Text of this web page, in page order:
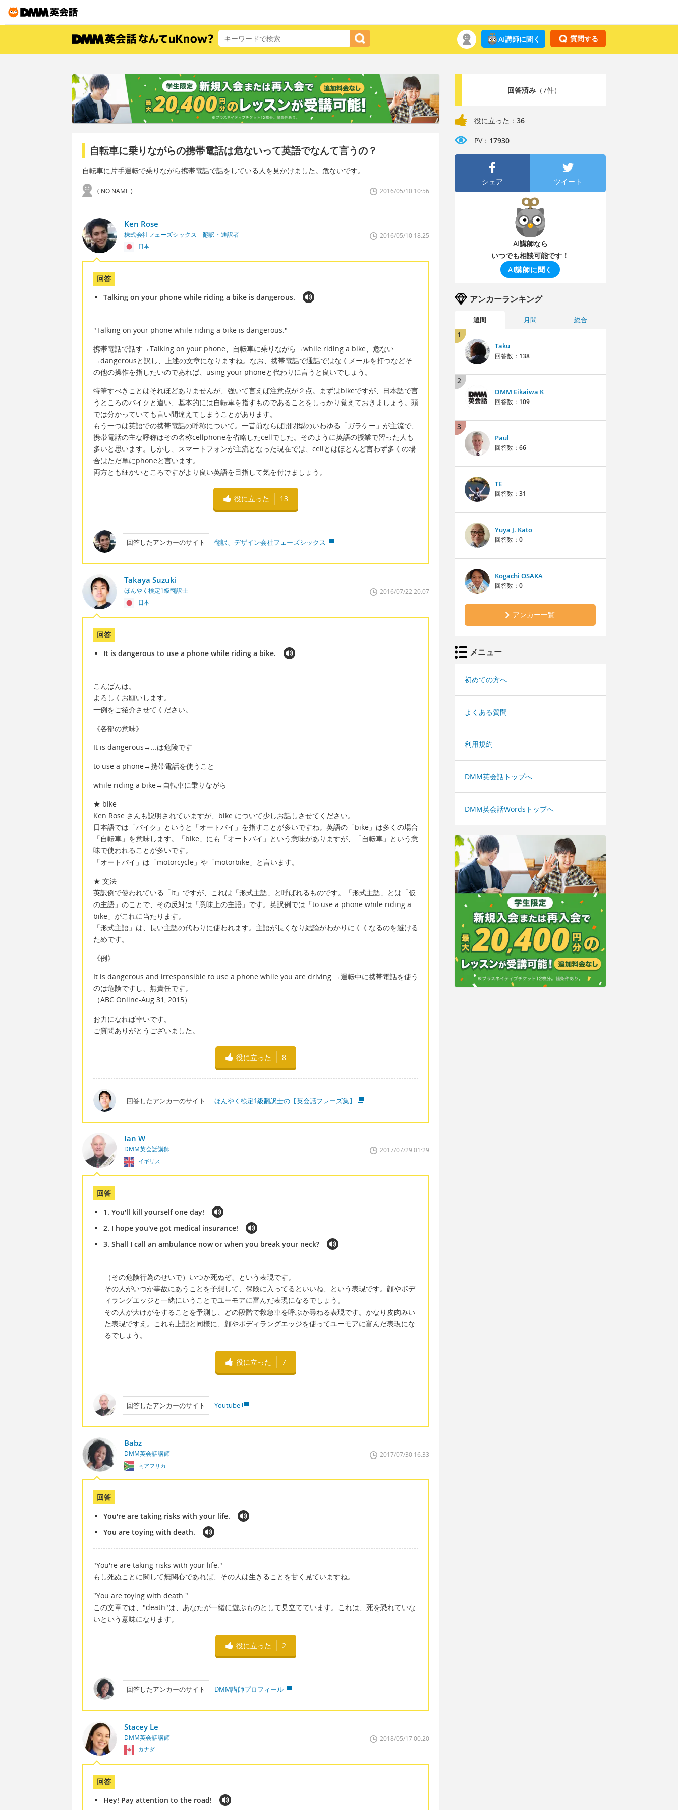
質問する
AI講師に聞く
自転車に乗りながらの携帯電話は危ないって英語でなんて言うの？
自転車に片手運転で乗りながら携帯電話で話をしている人を見かけました。危ないです。
( NO NAME ) 2016/05/10 10:56
Ken Rose
株式会社フェーズシックス 翻訳・通訳者
日本
2016/05/10 18:25
回答
Talking on your phone while riding a bike is dangerous.
"Talking on your phone while riding a bike is dangerous."
携帯電話で話す→Talking on your phone、自転車に乗りながら→while riding a bike、危ない
→dangerousと訳し、上述の文章になりますね。なお、携帯電話で通話ではなくメールを打つなどそ
の他の操作を指したいのであれば、using your phoneと代わりに言うと良いでしょう。
特筆すべきことはそれほどありませんが、強いて言えば注意点が２点。まずはbikeですが、日本語で言
うところのバイクと違い、基本的には自転車を指すものであることをしっかり覚えておきましょう。頭
では分かっていても言い間違えてしまうことがあります。
もう一つは英語での携帯電話の呼称について。一昔前ならば開閉型のいわゆる「ガラケー」が主流で、
携帯電話の主な呼称はその名称cellphoneを省略したcellでした。そのように英語の授業で習った人も
多いと思います。しかし、スマートフォンが主流となった現在では、cellとはほとんど言わず多くの場
合はただ単にphoneと言います。
両方とも細かいところですがより良い英語を目指して気を付けましょう。
役に立った 13
回答したアンカーのサイト 翻訳、デザイン会社フェーズシックス
Takaya Suzuki
ほんやく検定1級翻訳士
日本
2016/07/22 20:07
回答
It is dangerous to use a phone while riding a bike.
こんばんは。
よろしくお願いします。
一例をご紹介させてください。
《各部の意味》
It is dangerous→...は危険です
to use a phone→携帯電話を使うこと
while riding a bike→自転車に乗りながら
★ bike
Ken Rose さんも説明されていますが、bike について少しお話しさせてください。
日本語では「バイク」というと「オートバイ」を指すことが多いですね。英語の「bike」は多くの場合
「自転車」を意味します。「bike」にも「オートバイ」という意味がありますが、「自転車」という意
味で使われることが多いです。
「オートバイ」は「motorcycle」や「motorbike」と言います。
★ 文法
英訳例で使われている「it」ですが、これは「形式主語」と呼ばれるものです。「形式主語」とは「仮
の主語」のことで、その反対は「意味上の主語」です。英訳例では「to use a phone while riding a
bike」がこれに当たります。
「形式主語」は、長い主語の代わりに使われます。主語が長くなり結論がわかりにくくなるのを避ける
ためです。
《例》
It is dangerous and irresponsible to use a phone while you are driving.→運転中に携帯電話を使う
のは危険ですし、無責任です。
（ABC Online-Aug 31, 2015）
お力になれば幸いです。
ご質問ありがとうございました。
役に立った 8
回答したアンカーのサイト ほんやく検定1級翻訳士の【英会話フレーズ集】
Ian W
DMM英会話講師
イギリス
2017/07/29 01:29
回答
1. You'll kill yourself one day!
2. I hope you've got medical insurance!
3. Shall I call an ambulance now or when you break your neck?
（その危険行為のせいで）いつか死ぬぞ、という表現です。
その人がいつか事故にあうことを予想して、保険に入ってるといいね、という表現です。顔やボデ
ィラングエッジと一緒にいうことでユーモアに富んだ表現になるでしょう。
その人が大けがをすることを予測し、どの段階で救急車を呼ぶか尋ねる表現です。かなり皮肉みい
た表現ですえ。これも上記と同様に、顔やボディラングエッジを使ってユーモアに富んだ表現にな
るでしょう。
役に立った 7
回答したアンカーのサイト Youtube
Babz
DMM英会話講師
南アフリカ
2017/07/30 16:33
回答
You're are taking risks with your life.
You are toying with death.
"You're are taking risks with your life."
もし死ぬことに関して無関心であれば、その人は生きることを甘く見ていますね。
"You are toying with death."
この文章では、"death"は、あなたが一緒に遊ぶものとして見立てています。これは、死を恐れていな
いという意味になります。
役に立った 2
回答したアンカーのサイト DMM講師プロフィール
Stacey Le
DMM英会話講師
カナダ
2018/05/17 00:20
回答
Hey! Pay attention to the road!
回答済み（7件）
役に立った： 36
PV： 17930
シェア ツイート
AI講師なら
いつでも相談可能です！
AI講師に聞く
アンカーランキング
週間 月間 総合
1
Taku
回答数： 138
2
DMM Eikaiwa K
回答数： 109
3
Paul
回答数： 66
TE
回答数： 31
Yuya J. Kato
回答数： 0
Kogachi OSAKA
回答数： 0
アンカー一覧
メニュー
初めての方へ
よくある質問
利用規約
DMM英会話トップへ
DMM英会話Wordsトップへ